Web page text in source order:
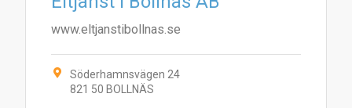
www.eltjanstibollnas.se
Söderhamnsvägen 24
821 50 BOLLNÄS